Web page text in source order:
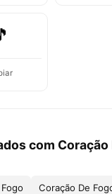
com Coração
Fogo Coração De